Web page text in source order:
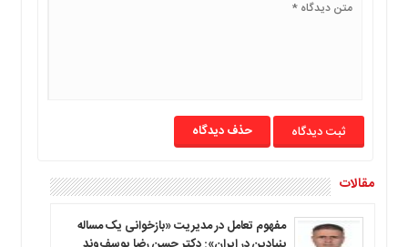
حذف دیدگاه
مقالات
مفهوم تعامل در مدیریت «بازخوانی یک مساله